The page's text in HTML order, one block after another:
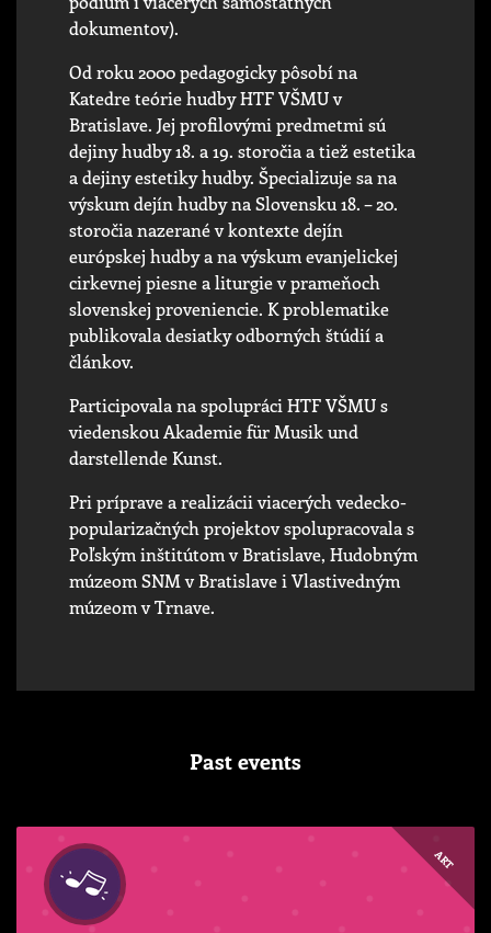
dokumentov).
Od roku 2000 pedagogicky pôsobí na
Katedre teórie hudby HTF VŠMU v
Bratislave. Jej profilovými predmetmi sú
dejiny hudby 18. a 19. storočia a tiež estetika
a dejiny estetiky hudby. Špecializuje sa na
výskum dejín hudby na Slovensku 18. – 20.
storočia nazerané v kontexte dejín
európskej hudby a na výskum evanjelickej
cirkevnej piesne a liturgie v prameňoch
slovenskej proveniencie. K problematike
publikovala desiatky odborných štúdií a
článkov.
Participovala na spolupráci HTF VŠMU s
viedenskou Akademie für Musik und
darstellende Kunst.
Pri príprave a realizácii viacerých vedecko-
popularizačných projektov spolupracovala s
Poľským inštitútom v Bratislave, Hudobným
múzeom SNM v Bratislave i Vlastivedným
múzeom v Trnave.
Past events
ART